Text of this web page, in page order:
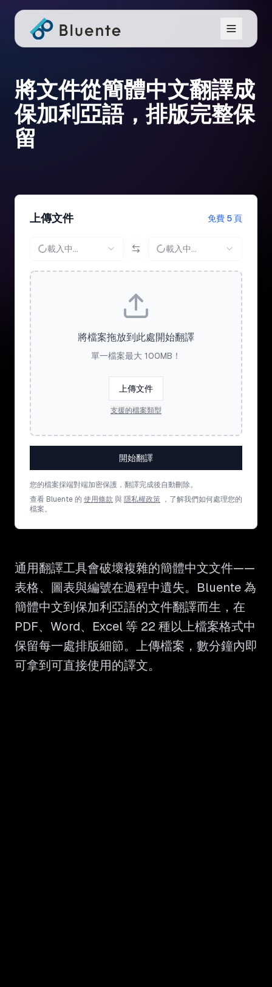
將文件從簡體中文翻譯成
保加利亞語，排版完整保
留
上傳文件 免費 5 頁
載入中... 載入中...
將檔案拖放到此處開始翻譯
單一檔案最大 100MB！
上傳文件
支援的檔案類型
開始翻譯
您的檔案採端對端加密保護，翻譯完成後自動刪除。
查看 Bluente 的 使用條款 與 隱私權政策 ，了解我們如何處理您的
檔案。
通用翻譯工具會破壞複雜的簡體中文文件——
表格、圖表與編號在過程中遺失。Bluente 為
簡體中文到保加利亞語的文件翻譯而生，在
PDF、Word、Excel 等 22 種以上檔案格式中
保留每一處排版細節。上傳檔案，數分鐘內即
可拿到可直接使用的譯文。